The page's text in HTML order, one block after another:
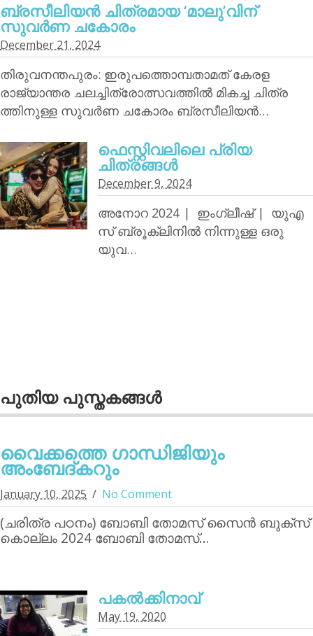
ബ്രസീലിയന്‍ ചിത്രമായ ‘മാലു’വിന്
സുവര്‍ണ ചകോരം
December 21, 2024
തിരുവനന്തപുരം: ഇരുപത്തൊമ്പതാമത് കേരള
രാജ്യാന്തര ചലച്ചിത്രോത്സവത്തില്‍ മികച്ച ചിത്ര
ത്തിനുള്ള സുവര്‍ണ ചകോരം ബ്രസീലിയന്‍…
ഫെസ്റ്റിവലിലെ പ്രിയ
ചിത്രങ്ങള്‍
December 9, 2024
അനോറ 2024 | ഇംഗ്ലീഷ് | യുഎ
സ് ബ്രൂക്ലിനില്‍ നിന്നുള്ള ഒരു
യുവ…
പുതിയ പുസ്തകങ്ങള്‍
വൈക്കത്തെ ഗാന്ധിജിയും
അംബേദ്കറും
January 10, 2025 No Comment
(ചരിത്ര പഠനം) ബോബി തോമസ് സൈന്‍ ബുക്‌സ്
കൊല്ലം 2024 ബോബി തോമസ്…
പകൽക്കിനാവ്‌
May 19, 2020